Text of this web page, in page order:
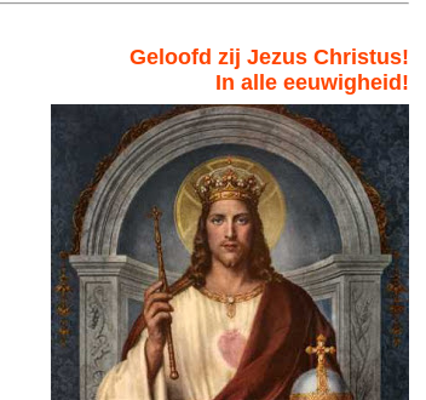
Geloofd zij Jezus Christus!
In alle eeuwigheid!